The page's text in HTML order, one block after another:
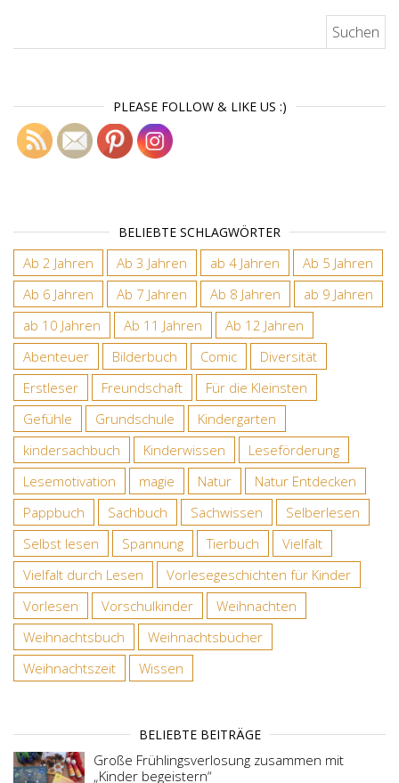
PLEASE FOLLOW & LIKE US :)
BELIEBTE SCHLAGWÖRTER
Ab 2 Jahren Ab 3 Jahren ab 4 Jahren
Ab 5 Jahren
Ab 6 Jahren
Ab 7 Jahren Ab 8 Jahren
ab 9 Jahren
ab 10 Jahren
Ab 11 Jahren
Ab 12 Jahren
Abenteuer
Bilderbuch Comic
Diversität
Erstleser
Freundschaft
Für die Kleinsten
Gefühle
Grundschule
Kindergarten
kindersachbuch
Kinderwissen
Leseförderung
Lesemotivation
magie Natur
Natur Entdecken
Pappbuch
Sachbuch Sachwissen
Selberlesen
Selbst lesen
Spannung Tierbuch
Vielfalt
Vielfalt durch Lesen
Vorlesegeschichten für Kinder
Vorlesen
Vorschulkinder
Weihnachten
Weihnachtsbuch
Weihnachtsbücher
Weihnachtszeit
Wissen
BELIEBTE BEITRÄGE
Große Frühlingsverlosung zusammen mit
„Kinder begeistern“